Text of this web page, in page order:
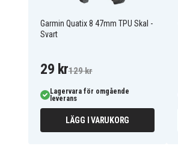
Garmin Quatix 8 47mm TPU Skal -
Svart
29 kr129 kr
Lagervara för omgående
leverans
LÄGG I VARUKORG